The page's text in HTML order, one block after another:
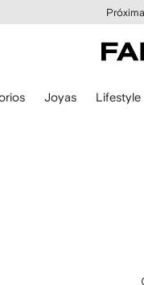
Joyas Lifestyle